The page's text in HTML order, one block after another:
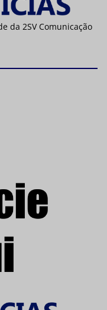
da 2SV Comunicação